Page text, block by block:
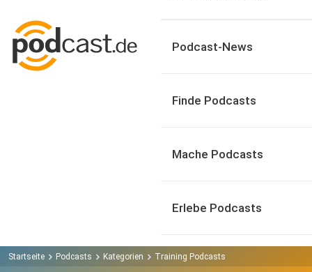
Podcast-News
Finde Podcasts
Mache Podcasts
Erlebe Podcasts
Startseite Podcasts Kategorien Training Podcasts